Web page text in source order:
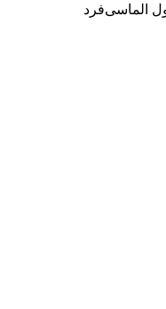
الماسی‌فرد